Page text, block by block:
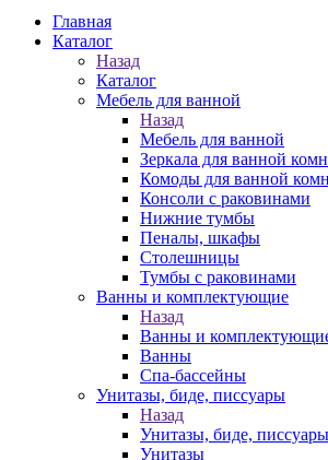
Главная
Каталог
Назад
Каталог
Мебель для ванной
Назад
Мебель для ванной
Зеркала для ванной
Комоды для ванной
Консоли с раковинами
Нижние тумбы
Пеналы, шкафы
Столешницы
Тумбы с раковинами
Ванны и комплектующие
Назад
Ванны и
Ванны
Спа-бассейны
Унитазы, биде, писсуары
Назад
Унитазы, биде, писсуары
Унитазы